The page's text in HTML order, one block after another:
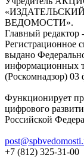
ВЕДОМОСТИ».
Главный
Регистрационное
выдано
информационных
(Роскомнадзор) 03
Функционирует
цифрового
Российской
+7 (812) 325-31-00